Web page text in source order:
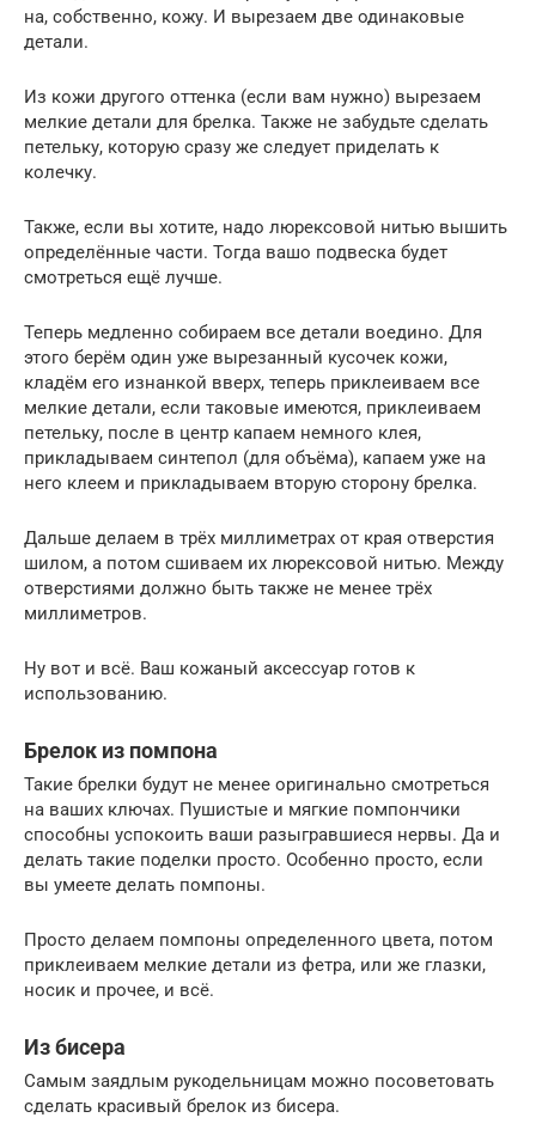
на, собственно, кожу. И вырезаем две одинаковые
детали.
Из кожи другого оттенка (если вам нужно) вырезаем
мелкие детали для брелка. Также не забудьте сделать
петельку, которую сразу же следует приделать к
колечку.
Также, если вы хотите, надо люрексовой нитью вышить
определённые части. Тогда вашо подвеска будет
смотреться ещё лучше.
Теперь медленно собираем все детали воедино. Для
этого берём один уже вырезанный кусочек кожи,
кладём его изнанкой вверх, теперь приклеиваем все
мелкие детали, если таковые имеются, приклеиваем
петельку, после в центр капаем немного клея,
прикладываем синтепол (для объёма), капаем уже на
него клеем и прикладываем вторую сторону брелка.
Дальше делаем в трёх миллиметрах от края отверстия
шилом, а потом сшиваем их люрексовой нитью. Между
отверстиями должно быть также не менее трёх
миллиметров.
Ну вот и всё. Ваш кожаный аксессуар готов к
использованию.
Брелок из помпона
Такие брелки будут не менее оригинально смотреться
на ваших ключах. Пушистые и мягкие помпончики
способны успокоить ваши разыгравшиеся нервы. Да и
делать такие поделки просто. Особенно просто, если
вы умеете делать помпоны.
Просто делаем помпоны определенного цвета, потом
приклеиваем мелкие детали из фетра, или же глазки,
носик и прочее, и всё.
Из бисера
Самым заядлым рукодельницам можно посоветовать
сделать красивый брелок из бисера.